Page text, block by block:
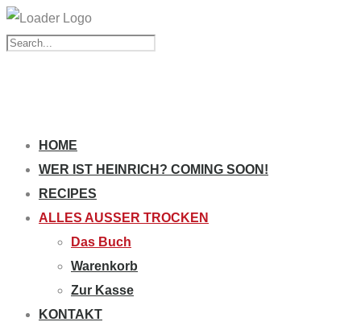
HOME
WER IST HEINRICH? COMING SOON!
RECIPES
ALLES AUSSER TROCKEN
Das Buch
Warenkorb
Zur Kasse
KONTAKT